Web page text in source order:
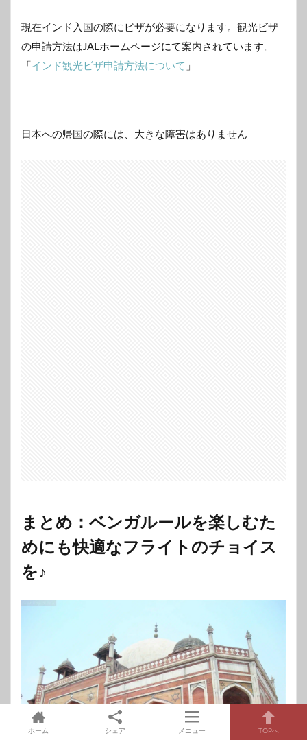
現在インド入国の際にビザが必要になります。観光ビザ
の申請方法はJALホームページにて案内されています。
「 インド観光ビザ申請方法について 」
日本への帰国の際には、大きな障害はありません
まとめ：ベンガルールを楽しむた
めにも快適なフライトのチョイス
を♪
ホーム シェア メニュー TOPへ